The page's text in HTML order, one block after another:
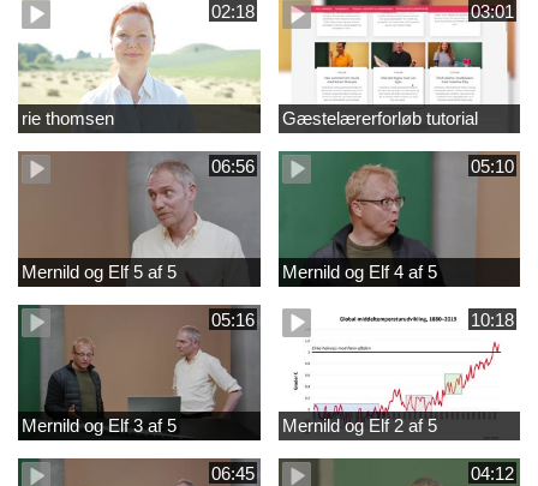
02:18
rie thomsen
03:01
Gæstelærerforløb tutorial
06:56
Mernild og Elf 5 af 5
05:10
Mernild og Elf 4 af 5
05:16
Mernild og Elf 3 af 5
10:18
Mernild og Elf 2 af 5
06:45 04:12